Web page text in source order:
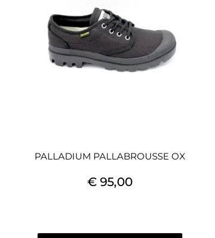
PALLADIUM PALLABROUSSE OX
€ 95,00